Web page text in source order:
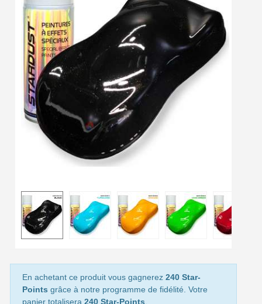
Livraison sous 24 h en France Métropolitaine
Livraison offerte en France métropolitaine pour 250€ d'achats
Paiement en 4x sans frais dès 30€ d'achats
Votre devis en ligne en moins d'1 minute
Partagez vos créations et obtenez des bons d'achat
Gagnez des points de fidélité à chaque commande
Livraison sous 24 h en France Métropolitaine
Retour produits sous 14 jours
10€ de bon d'achat pour chaque parrainage
Inscription à la newsletter : 5€ de réduction
Paiement en 4x sans frais dès 30€ d'achats
En achetant ce produit vous gagnerez 240 Star-
Points grâce à notre programme de fidélité. Votre
panier totalisera 240 Star-Points